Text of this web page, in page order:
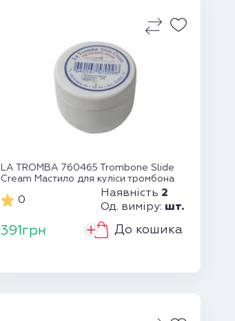
LA TROMBA 760465 Trombone Slide
Cream Мастило для куліси тромбона
0
Наявність 2
Од. виміру: шт.
391грн До кошика